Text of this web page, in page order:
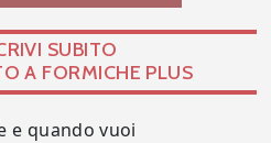
SUBITO
A FORMICHE PLUS
e quando vuoi